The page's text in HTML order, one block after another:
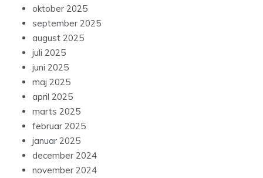
oktober 2025
september 2025
august 2025
juli 2025
juni 2025
maj 2025
april 2025
marts 2025
februar 2025
januar 2025
december 2024
november 2024